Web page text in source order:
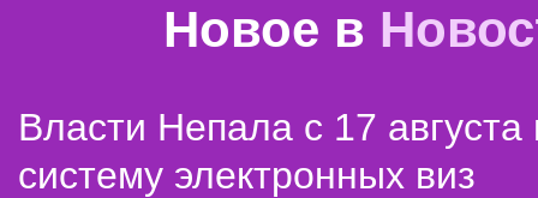
Новое в
Власти Непала с 17 августа
систему электронных виз